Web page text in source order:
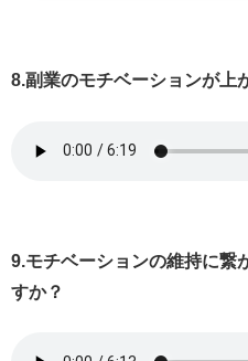
8.副業のモチベーションが
9.モチベーションの維持に繋
すか？